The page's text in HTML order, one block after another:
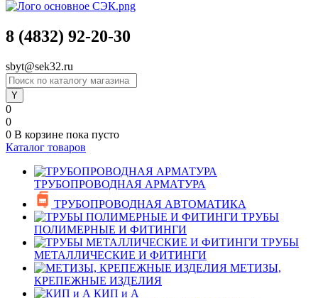
8 (4832) 92-20-30
sbyt@sek32.ru
0
0
0 В корзине пока пусто
Каталог товаров
ТРУБОПРОВОДНАЯ АРМАТУРА
ТРУБОПРОВОДНАЯ АВТОМАТИКА
ТРУБЫ
ПОЛИМЕРНЫЕ И ФИТИНГИ
ТРУБЫ
МЕТАЛЛИЧЕСКИЕ И ФИТИНГИ
МЕТИЗЫ,
КРЕПЕЖНЫЕ ИЗДЕЛИЯ
КИП и А